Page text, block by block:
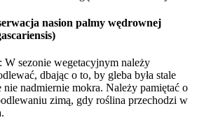
nasion palmy wędrownej
: W sezonie wegetacyjnym należy
dbając o to, by gleba była stale
nie nadmiernie mokra. Należy pamiętać o
zimą, gdy roślina przechodzi w